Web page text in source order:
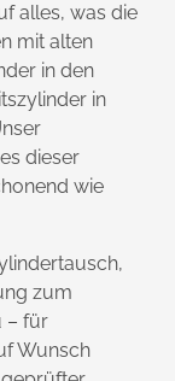
alles, was die
mit alten
in den
in
dieser
wie
zum
– für
Wunsch